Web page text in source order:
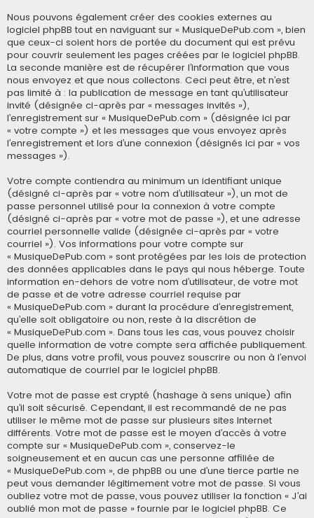
Nous pouvons également créer des cookies externes au
logiciel phpBB tout en naviguant sur « MusiqueDePub.com », bien
que ceux-ci soient hors de portée du document qui est prévu
pour couvrir seulement les pages créées par le logiciel phpBB.
La seconde manière est de récupérer l’information que vous
nous envoyez et que nous collectons. Ceci peut être, et n’est
pas limité à : la publication de message en tant qu’utilisateur
invité (désignée ci-après par « messages invités »),
l’enregistrement sur « MusiqueDePub.com » (désignée ici par
« votre compte ») et les messages que vous envoyez après
l’enregistrement et lors d’une connexion (désignés ici par « vos
messages »).
Votre compte contiendra au minimum un identifiant unique
(désigné ci-après par « votre nom d’utilisateur »), un mot de
passe personnel utilisé pour la connexion à votre compte
(désigné ci-après par « votre mot de passe »), et une adresse
courriel personnelle valide (désignée ci-après par « votre
courriel »). Vos informations pour votre compte sur
« MusiqueDePub.com » sont protégées par les lois de protection
des données applicables dans le pays qui nous héberge. Toute
information en-dehors de votre nom d’utilisateur, de votre mot
de passe et de votre adresse courriel requise par
« MusiqueDePub.com » durant la procédure d’enregistrement,
qu’elle soit obligatoire ou non, reste à la discrétion de
« MusiqueDePub.com ». Dans tous les cas, vous pouvez choisir
quelle information de votre compte sera affichée publiquement.
De plus, dans votre profil, vous pouvez souscrire ou non à l’envoi
automatique de courriel par le logiciel phpBB.
Votre mot de passe est crypté (hashage à sens unique) afin
qu’il soit sécurisé. Cependant, il est recommandé de ne pas
utiliser le même mot de passe sur plusieurs sites Internet
différents. Votre mot de passe est le moyen d’accès à votre
compte sur « MusiqueDePub.com », conservez-le
soigneusement et en aucun cas une personne affiliée de
« MusiqueDePub.com », de phpBB ou une d’une tierce partie ne
peut vous demander légitimement votre mot de passe. Si vous
oubliez votre mot de passe, vous pouvez utiliser la fonction « J’ai
oublié mon mot de passe » fournie par le logiciel phpBB. Ce